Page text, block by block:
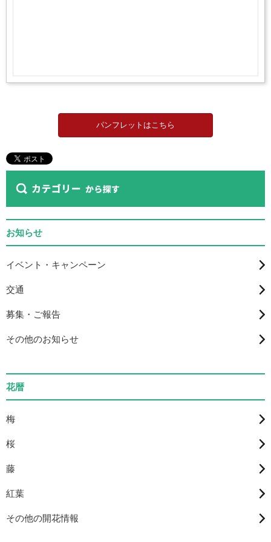
パンフレットはこちら
お知らせ
イベント・キャンペーン
交通
募集・ご報告
その他のお知らせ
花暦
梅
桜
藤
紅葉
その他の開花情報